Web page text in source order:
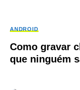
ANDROID
Como gravar
que ninguém